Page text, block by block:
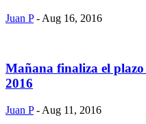
Juan P - Aug 16, 2016
Mañana finaliza el
2016
Juan P - Aug 11, 2016